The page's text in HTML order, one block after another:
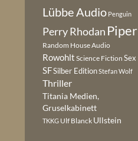
Lübbe Audio Penguin
Perry Rhodan Piper
Random House Audio
Rowohlt Science Fiction Sex
SFSilber EditionStefan Wolf
Thriller
Titania Medien,
Gruselkabinett
TKKG Ulf Blanck Ullstein